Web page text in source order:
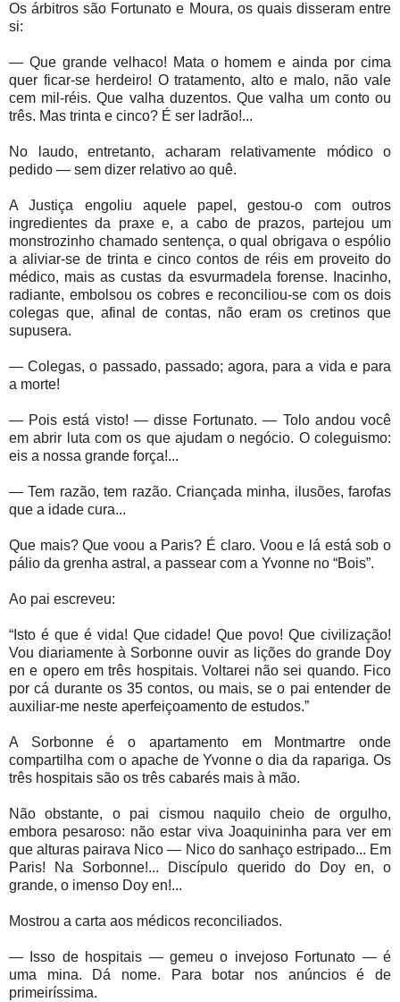
Os árbitros são Fortunato e Moura, os quais disseram entre
si:
— Que grande velhaco! Mata o homem e ainda por cima
quer ficar-se herdeiro! O tratamento, alto e malo, não vale
cem mil-réis. Que valha duzentos. Que valha um conto ou
três. Mas trinta e cinco? É ser ladrão!...
No laudo, entretanto, acharam relativamente módico o
pedido — sem dizer relativo ao quê.
A Justiça engoliu aquele papel, gestou-o com outros
ingredientes da praxe e, a cabo de prazos, partejou um
monstrozinho chamado sentença, o qual obrigava o espólio
a aliviar-se de trinta e cinco contos de réis em proveito do
médico, mais as custas da esvurmadela forense. Inacinho,
radiante, embolsou os cobres e reconciliou-se com os dois
colegas que, afinal de contas, não eram os cretinos que
supusera.
— Colegas, o passado, passado; agora, para a vida e para
a morte!
— Pois está visto! — disse Fortunato. — Tolo andou você
em abrir luta com os que ajudam o negócio. O coleguismo:
eis a nossa grande força!...
— Tem razão, tem razão. Criançada minha, ilusões, farofas
que a idade cura...
Que mais? Que voou a Paris? É claro. Voou e lá está sob o
pálio da grenha astral, a passear com a Yvonne no “Bois”.
Ao pai escreveu:
“Isto é que é vida! Que cidade! Que povo! Que civilização!
Vou diariamente à Sorbonne ouvir as lições do grande Doy
en e opero em três hospitais. Voltarei não sei quando. Fico
por cá durante os 35 contos, ou mais, se o pai entender de
auxiliar-me neste aperfeiçoamento de estudos.”
A Sorbonne é o apartamento em Montmartre onde
compartilha com o apache de Yvonne o dia da rapariga. Os
três hospitais são os três cabarés mais à mão.
Não obstante, o pai cismou naquilo cheio de orgulho,
embora pesaroso: não estar viva Joaquininha para ver em
que alturas pairava Nico — Nico do sanhaço estripado... Em
Paris! Na Sorbonne!... Discípulo querido do Doy en, o
grande, o imenso Doy en!...
Mostrou a carta aos médicos reconciliados.
— Isso de hospitais — gemeu o invejoso Fortunato — é
uma mina. Dá nome. Para botar nos anúncios é de
primeiríssima.